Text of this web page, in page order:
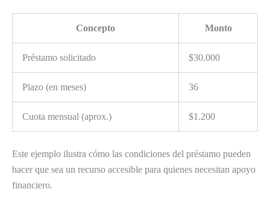
Concepto Monto
Préstamo solicitado $30.000
Plazo (en meses) 36
Cuota mensual (aprox.) $1.200
Este ejemplo ilustra cómo las condiciones del préstamo pueden
hacer que sea un recurso accesible para quienes necesitan apoyo
financiero.